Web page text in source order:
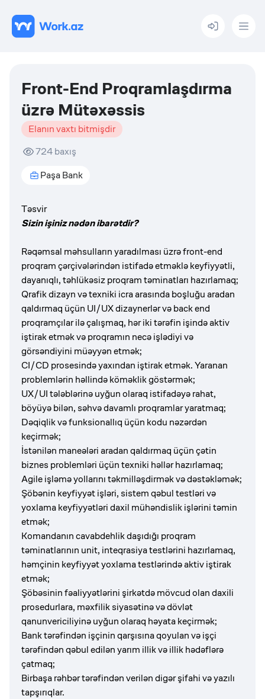
Menu
Front-End Proqramlaşdırma
üzrə Mütəxəssis
Elanın vaxtı bitmişdir
724baxış
Paşa Bank
Təsvir
Sizin işiniz nədən ibarətdir?
Rəqəmsal məhsulların yaradılması üzrə front-end
proqram çərçivələrindən istifadə etməklə keyfiyyətli,
dayanıqlı, təhlükəsiz proqram təminatları hazırlamaq;
Qrafik dizayn və texniki icra arasında boşluğu aradan
qaldırmaq üçün UI/UX dizaynerlər və back end
proqramçılar ilə çalışmaq, hər iki tərəfin işində aktiv
iştirak etmək və proqramın necə işlədiyi və
görsəndiyini müəyyən etmək;
CI/CD prosesində yaxından iştirak etmək. Yaranan
problemlərin həllində köməklik göstərmək;
UX/UI tələblərinə uyğun olaraq istifadəyə rahat,
böyüyə bilən, səhvə davamlı proqramlar yaratmaq;
Dəqiqlik və funksionallıq üçün kodu nəzərdən
keçirmək;
İstənilən maneələri aradan qaldırmaq üçün çətin
biznes problemləri üçün texniki həllər hazırlamaq;
Agile işləmə yollarını təkmilləşdirmək və dəstəkləmək;
Şöbənin keyfiyyət işləri, sistem qəbul testləri və
yoxlama keyfiyyətləri daxil mühəndislik işlərini təmin
etmək;
Komandanın cavabdehlik daşıdığı proqram
təminatlarının unit, inteqrasiya testlərini hazırlamaq,
həmçinin keyfiyyət yoxlama testlərində aktiv iştirak
etmək;
Şöbəsinin fəaliyyətlərini şirkətdə mövcud olan daxili
prosedurlara, məxfilik siyasətinə və dövlət
qanunvericiliyinə uyğun olaraq həyata keçirmək;
Bank tərəfindən işçinin qarşısına qoyulan və işçi
tərəfindən qəbul edilən yarım illik və illik hədəflərə
çatmaq;
Birbaşa rəhbər tərəfindən verilən digər şifahi və yazılı
tapşırıqlar.